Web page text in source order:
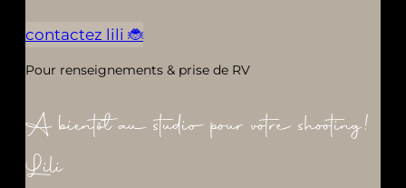
contactez lili 🐞
Pour renseignements & prise de RV
A bientôt au studio pour votre shooting!
Lili